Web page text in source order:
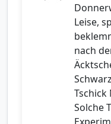
Leise,
nach
Tschick
Solche